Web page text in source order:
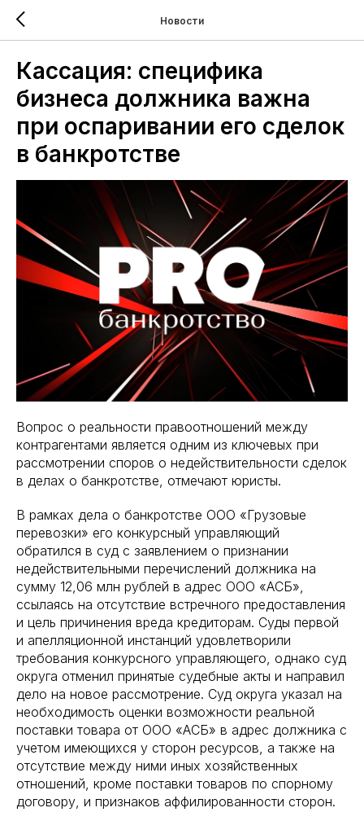
Новости
Кассация: специфика
бизнеса должника важна
при оспаривании его сделок
в банкротстве
Вопрос о реальности правоотношений между
контрагентами является одним из ключевых при
рассмотрении споров о недействительности сделок
в делах о банкротстве, отмечают юристы.
В рамках дела о банкротстве ООО «Грузовые
перевозки» его конкурсный управляющий
обратился в суд с заявлением о признании
недействительными перечислений должника на
сумму 12,06 млн рублей в адрес ООО «АСБ»,
ссылаясь на отсутствие встречного предоставления
и цель причинения вреда кредиторам. Суды первой
и апелляционной инстанций удовлетворили
требования конкурсного управляющего, однако суд
округа отменил принятые судебные акты и направил
дело на новое рассмотрение. Суд округа указал на
необходимость оценки возможности реальной
поставки товара от ООО «АСБ» в адрес должника с
учетом имеющихся у сторон ресурсов, а также на
отсутствие между ними иных хозяйственных
отношений, кроме поставки товаров по спорному
договору, и признаков аффилированности сторон.